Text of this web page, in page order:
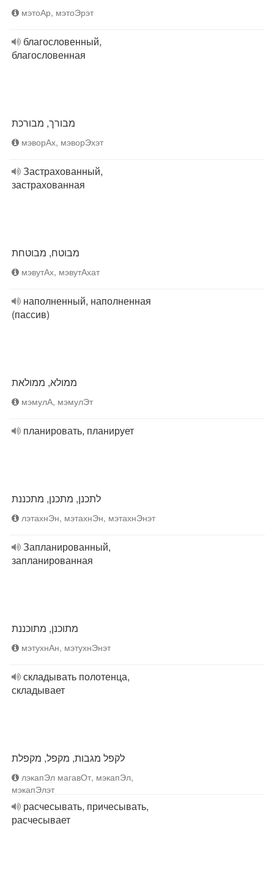
мэтоАр, мэтоЭрэт
благословенный,
благословенная
מבורך, מבורכת
мэворАх, мэворЭхэт
Застрахованный,
застрахованная
מבוטח, מבוטחת
мэвутАх, мэвутАхат
наполненный, наполненная
(пассив)
ממולא, ממולאת
мэмулА, мэмулЭт
планировать, планирует
לתכנן, מתכנן, מתכננת
лэтахнЭн, мэтахнЭн, мэтахнЭнэт
Запланированный,
запланированная
מתוכנן, מתוכננת
мэтухнАн, мэтухнЭнэт
складывать полотенца,
складывает
לקפל מגבות, מקפל, מקפלת
лэкапЭл магавОт, мэкапЭл,
мэкапЭлэт
расчесывать, причесывать,
расчесывает